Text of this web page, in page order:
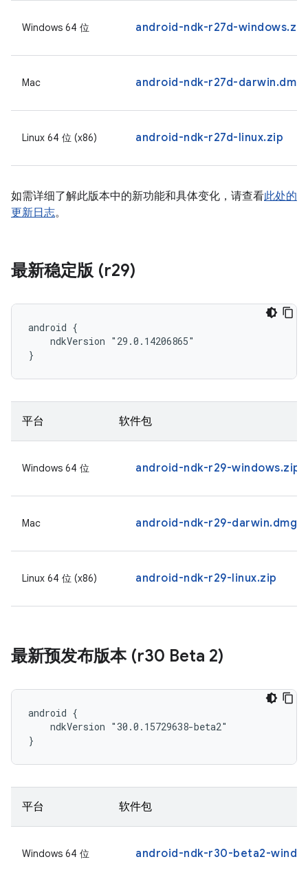
Windows 64 位 android-ndk-r27d-windows.zip
Mac android-ndk-r27d-darwin.dmg
Linux 64 位 (x86) android-ndk-r27d-linux.zip
如需详细了解此版本中的新功能和具体变化，请查看此处的
更新日志。
最新稳定版 (r29)
android {
    ndkVersion "29.0.14206865"
}
平台 软件包
Windows 64 位 android-ndk-r29-windows.zip
Mac android-ndk-r29-darwin.dmg
Linux 64 位 (x86) android-ndk-r29-linux.zip
最新预发布版本 (r30 Beta 2)
android {
    ndkVersion "30.0.15729638-beta2"
}
平台 软件包
Windows 64 位 android-ndk-r30-beta2-